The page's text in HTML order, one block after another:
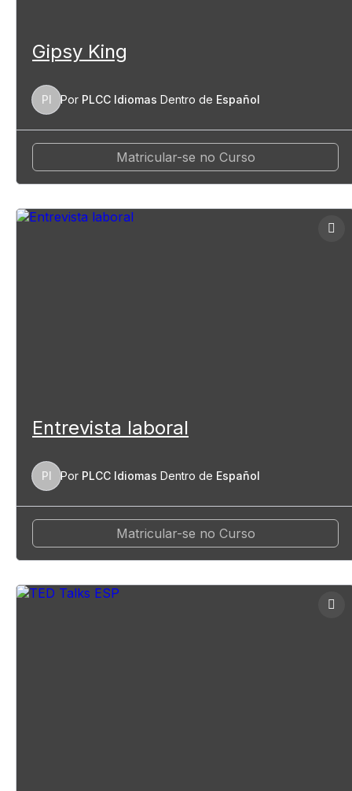
Gipsy King
PI Por PLCC Idiomas Dentro de Español
Matricular-se no Curso
Entrevista laboral
PI Por PLCC Idiomas Dentro de Español
Matricular-se no Curso